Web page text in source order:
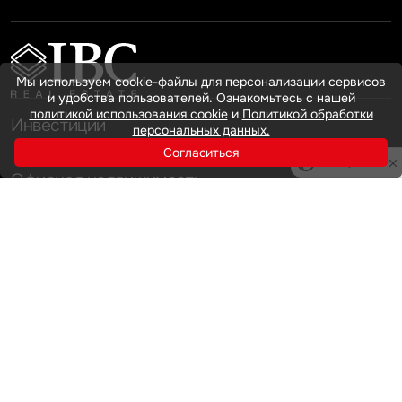
Инвестиции
Офисная недвижимость
Мы используем cookie-файлы для персонализации сервисов
и удобства пользователей. Ознакомьтесь с нашей
политикой использования cookieи Политикой обработки
персональных данных.
Согласиться